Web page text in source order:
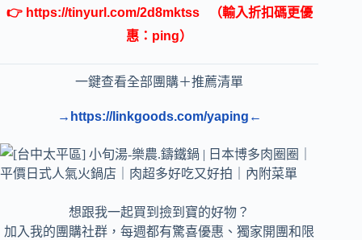
👉 https://tinyurl.com/2d8mktss
（輸入折扣碼更優
惠：ping）
一鍵查看全部團購＋推薦清單
→https://linkgoods.com/yaping←
想跟我一起買到撿到寶的好物？
加入我的團購社群，每週都有驚喜優惠、獨家開團和限